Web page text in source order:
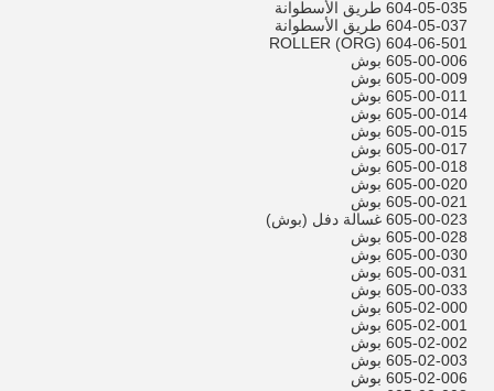
604-05-035 طريق الأسطوانة
604-05-037 طريق الأسطوانة
604-06-501 ROLLER (ORG)
605-00-006 بوش
605-00-009 بوش
605-00-011 بوش
605-00-014 بوش
605-00-015 بوش
605-00-017 بوش
605-00-018 بوش
605-00-020 بوش
605-00-021 بوش
605-00-023 غسالة دفل (بوش)
605-00-028 بوش
605-00-030 بوش
605-00-031 بوش
605-00-033 بوش
605-02-000 بوش
605-02-001 بوش
605-02-002 بوش
605-02-003 بوش
605-02-006 بوش